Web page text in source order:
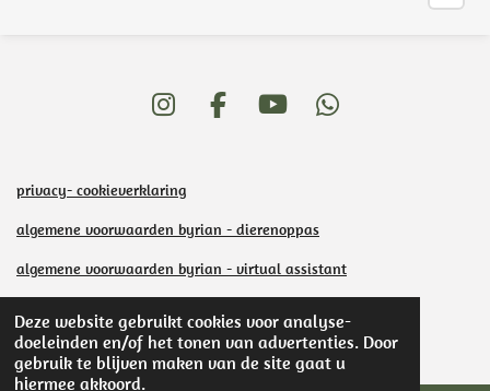
Deze website gebruikt cookies voor analyse-
doeleinden en/of het tonen van advertenties. Door
gebruik te blijven maken van de site gaat u
hiermee akkoord.
I
t
a
g
r
a
m
F
b
o
o
k
Y
u
b
e
W
p
p
privacy- cookieverklaring
algemene voorwaarden byrian - dierenoppas
algemene voorwaarden byrian - virtual assistant
© By Rian
Powered by JouwWeb